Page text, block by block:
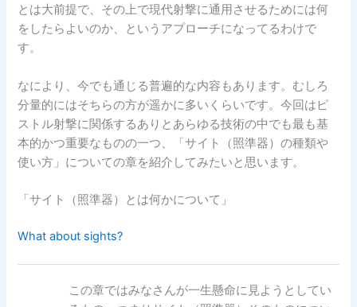
とは大前提で、その上で現代射撃に通用させるためには何
をしたらよいのか、というアプローチになってるわけで
す。
なにより、今でも通じる普遍的な内容もあります。むしろ
分量的にはそちらの方が遥かに多いくらいです。今回はピ
ストル射撃に関係するありとあらゆる技術の中でも最も基
本的かつ重要なものの一つ、「サイト（照準器）の種類や
使い方」についての章を紹介してみたいと思います。
「サイト（照準器）とは何かについて」
What about sights?
この章ではみなさんが一生懸命に見ようとしてい